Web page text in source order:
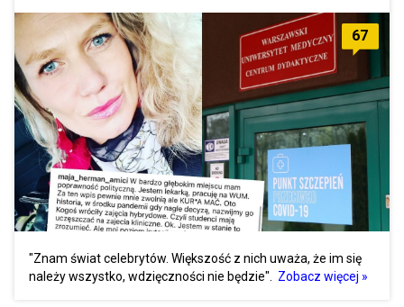
67
"Znam świat celebrytów. Większość z nich uważa, że im się
należy wszystko, wdzięczności nie będzie".
Zobacz więcej »